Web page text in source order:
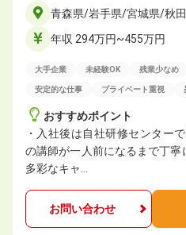
青森県/岩手県/宮城県/秋田
年収 294万円~455万円
大手企業 未経験OK 残業少なめ
安定的な仕事 プライベート重視
おすすめポイント
・入社後は自社研修センター
の講師が一人前になるまで丁寧
多彩なキャ…
お問い合わせ